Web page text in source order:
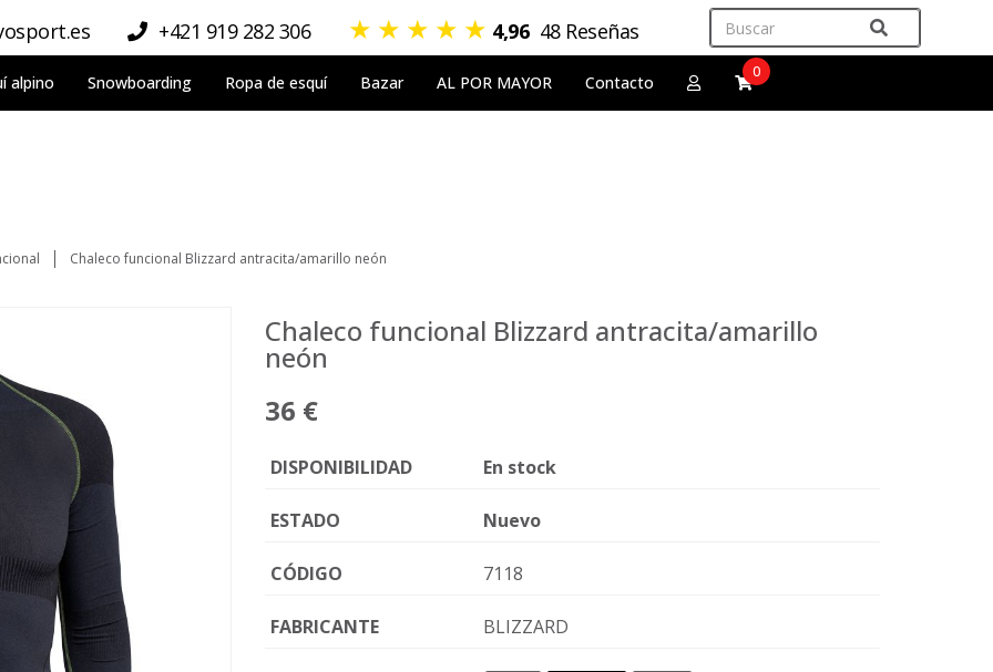
+421 919 282 306 ★ ★ ★ ★ ★ 4,96 48 Reseñas
alpino Snowboarding Ropa de esquí Bazar AL POR MAYOR Contacto
0
Chaleco funcional Blizzard antracita/amarillo neón
Chaleco funcional Blizzard antracita/amarillo
neón
36 €
DISPONIBILIDAD En stock
ESTADO Nuevo
CÓDIGO 7118
FABRICANTE BLIZZARD